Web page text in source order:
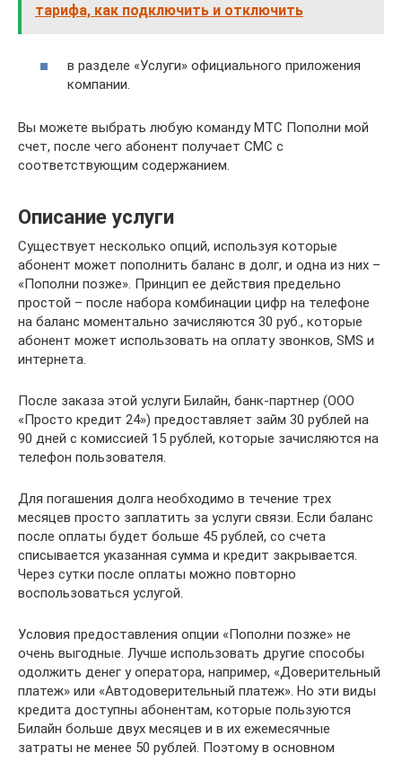
тарифа, как подключить и отключить
в разделе «Услуги» официального приложения
компании.
Вы можете выбрать любую команду МТС Пополни мой
счет, после чего абонент получает СМС с
соответствующим содержанием.
Описание услуги
Существует несколько опций, используя которые
абонент может пополнить баланс в долг, и одна из них –
«Пополни позже». Принцип ее действия предельно
простой – после набора комбинации цифр на телефоне
на баланс моментально зачисляются 30 руб., которые
абонент может использовать на оплату звонков, SMS и
интернета.
После заказа этой услуги Билайн, банк-партнер (ООО
«Просто кредит 24») предоставляет займ 30 рублей на
90 дней с комиссией 15 рублей, которые зачисляются на
телефон пользователя.
Для погашения долга необходимо в течение трех
месяцев просто заплатить за услуги связи. Если баланс
после оплаты будет больше 45 рублей, со счета
списывается указанная сумма и кредит закрывается.
Через сутки после оплаты можно повторно
воспользоваться услугой.
Условия предоставления опции «Пополни позже» не
очень выгодные. Лучше использовать другие способы
одолжить денег у оператора, например, «Доверительный
платеж» или «Автодоверительный платеж». Но эти виды
кредита доступны абонентам, которые пользуются
Билайн больше двух месяцев и в их ежемесячные
затраты не менее 50 рублей. Поэтому в основном